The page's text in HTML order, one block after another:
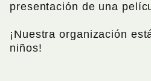
presentación de una
¡Nuestra organización
niños!